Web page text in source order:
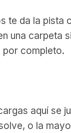
te da la pista
una carpeta
por completo.
aquí se
o la